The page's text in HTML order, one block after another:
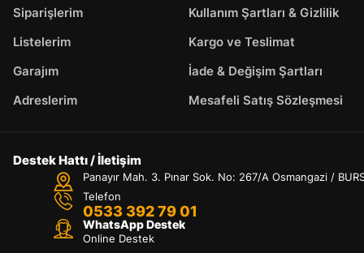
Siparişlerim
Listelerim
Garajım
Adreslerim
Kullanım Şartları & Gizlilik
Kargo ve Teslimat
İade & Değişim Şartları
Mesafeli Satış Sözleşmesi
Destek Hattı / İletişim
Panayır Mah. 3. Pınar Sok. No: 267/A Osmangazi /
Telefon
0533 392 79 01
WhatsApp Destek
Online Destek